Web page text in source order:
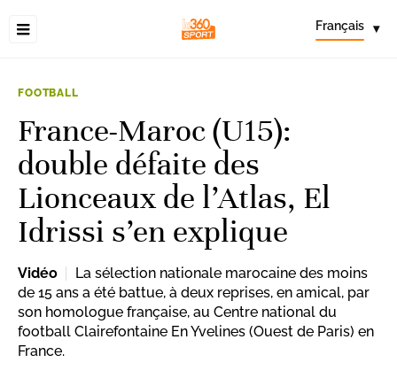
Français ▾
FOOTBALL
France-Maroc (U15):
double défaite des
Lionceaux de l’Atlas, El
Idrissi s’en explique
Vidéo
La sélection nationale marocaine des moins
de 15 ans a été battue, à deux reprises, en amical, par
son homologue française, au Centre national du
football Clairefontaine En Yvelines (Ouest de Paris) en
France.